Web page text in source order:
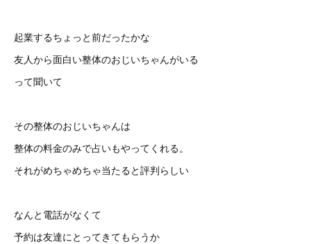
起業するちょっと前だったかな
友人から面白い整体のおじいちゃんがいる
って聞いて
その整体のおじいちゃんは
整体の料金のみで占いもやってくれる。
それがめちゃめちゃ当たると評判らしい
なんと電話がなくて
予約は友達にとってきてもらうか